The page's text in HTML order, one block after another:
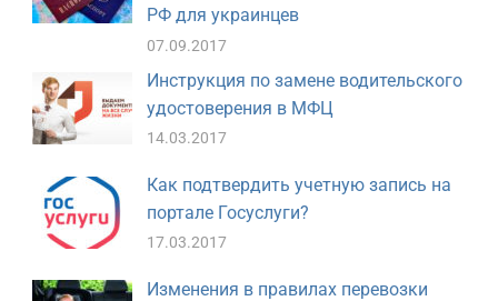
РФ для украинцев
07.09.2017
Инструкция по замене водительского
удостоверения в МФЦ
14.03.2017
Как подтвердить учетную запись на
портале Госуслуги?
17.03.2017
Изменения в правилах перевозки